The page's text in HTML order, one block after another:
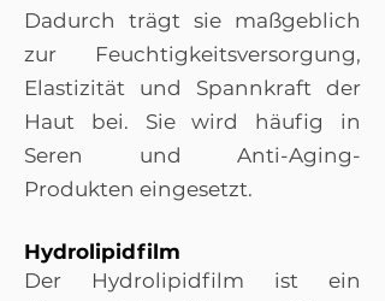
Dadurch trägt sie maßgeblich
zur Feuchtigkeitsversorgung,
Elastizität und Spannkraft der
Haut bei. Sie wird häufig in
Seren und Anti-Aging-
Produkten eingesetzt.
Hydrolipidfilm
Der Hydrolipidfilm ist ein